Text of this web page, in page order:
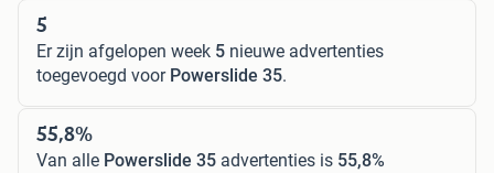
5
Er zijn afgelopen week 5 nieuwe advertenties
toegevoegd voor Powerslide 35.
55,8%
Van alle Powerslide 35 advertenties is 55,8%